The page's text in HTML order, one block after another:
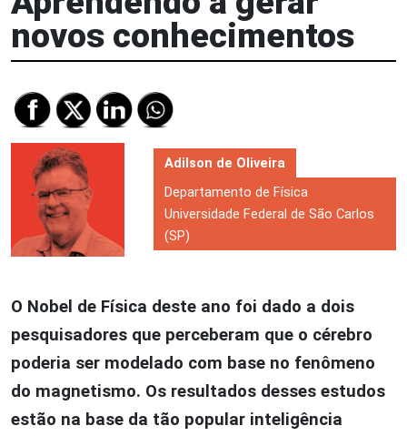
novos conhecimentos
Adilson de Oliveira
Departamento de Física
Universidade Federal de São Carlos
(SP)
O Nobel de Física deste ano foi dado a dois
pesquisadores que perceberam que o cérebro
poderia ser modelado com base no fenômeno
do magnetismo. Os resultados desses estudos
estão na base da tão popular inteligência